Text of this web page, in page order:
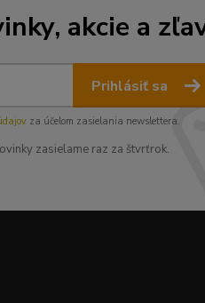
akcie a
Prihlásiť sa
za účelom zasielania newslettera.
zasielame raz za štvrťrok.